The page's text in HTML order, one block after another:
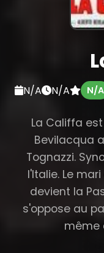
N/A N/A N/A
La Califfa
Bevilacqua
Tognazzi.
l'Italie. Le
devient la
s'oppose au
même